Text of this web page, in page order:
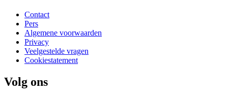
Contact
Pers
Algemene voorwaarden
Privacy
Veelgestelde vragen
Cookiestatement
Volg ons